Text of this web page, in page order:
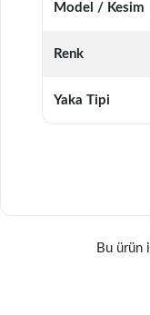
Model / Kesim
Renk
Yaka Tipi
Bu ürün